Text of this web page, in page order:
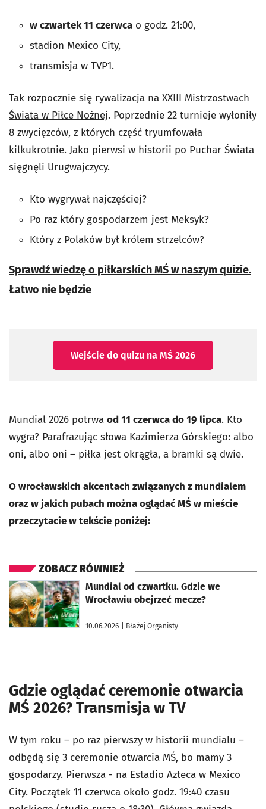
w czwartek 11 czerwca o godz. 21:00,
stadion Mexico City,
transmisja w TVP1.
Tak rozpocznie się rywalizacja na XXIII Mistrzostwach
Świata w Piłce Nożnej. Poprzednie 22 turnieje wyłoniły
8 zwycięzców, z których część tryumfowała
kilkukrotnie. Jako pierwsi w historii po Puchar Świata
sięgnęli Urugwajczycy.
Kto wygrywał najczęściej?
Po raz który gospodarzem jest Meksyk?
Który z Polaków był królem strzelców?
Sprawdź wiedzę o piłkarskich MŚ w naszym quizie.
Łatwo nie będzie
Wejście do quizu na MŚ 2026
Mundial 2026 potrwa od 11 czerwca do 19 lipca. Kto
wygra? Parafrazując słowa Kazimierza Górskiego: albo
oni, albo oni – piłka jest okrągła, a bramki są dwie.
O wrocławskich akcentach związanych z mundialem
oraz w jakich pubach można oglądać MŚ w mieście
przeczytacie w tekście poniżej:
ZOBACZ RÓWNIEŻ
Mundial od czwartku. Gdzie we
Wrocławiu obejrzeć mecze?
10.06.2026 | Błażej Organisty
otworzy się w nowej karcie
Gdzie oglądać ceremonie otwarcia
MŚ 2026? Transmisja w TV
W tym roku – po raz pierwszy w historii mundialu –
odbędą się 3 ceremonie otwarcia MŚ, bo mamy 3
gospodarzy. Pierwsza - na Estadio Azteca w Mexico
City. Początek 11 czerwca około godz. 19:40 czasu